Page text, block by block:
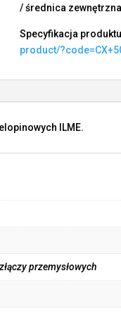
/ średnica
Specyfikacja
product/
ILME.
przemysłowych